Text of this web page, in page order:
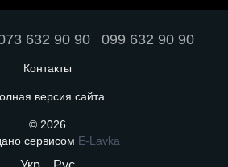
632 90 90 099 632 90 90
Контакты
версия сайта
© 2026
сервисом E-Lavka